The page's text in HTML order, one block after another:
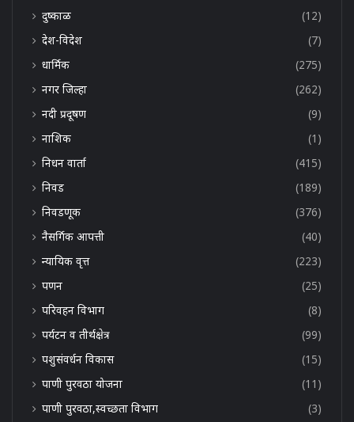
दुष्काळ
(12)
देश-विदेश
(7)
धार्मिक
(275)
नगर जिल्हा
(262)
नदी प्रदूषण
(9)
नाशिक
(1)
निधन वार्ता
(415)
निवड
(189)
निवडणूक
(376)
नैसर्गिक आपत्ती
(40)
न्यायिक वृत्त
(223)
पणन
(25)
परिवहन विभाग
(8)
पर्यटन व तीर्थक्षेत्र
(99)
पशुसंवर्धन विकास
(15)
पाणी पुरवठा योजना
(11)
पाणी पुरवठा,स्वच्छता विभाग
(3)